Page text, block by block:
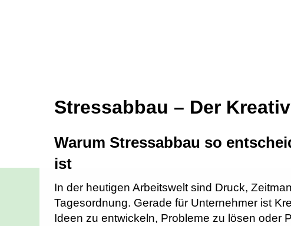
Stressabbau – Der
Warum Stressabbau so
ist
In der heutigen Arbeitswelt sind Druck,
Tagesordnung. Gerade für Unternehmer ist
Ideen zu entwickeln, Probleme zu lösen oder